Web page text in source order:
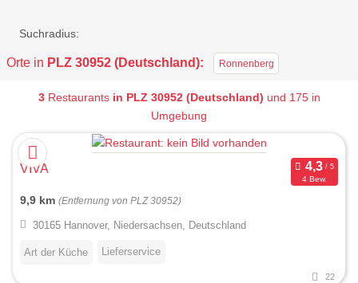
Suchradius:
Orte in PLZ 30952 (Deutschland): Ronnenberg
3Restaurants in PLZ 30952 (Deutschland) und 175 in
Umgebung
VIVA
4 Bew.
9,9 km (Entfernung von PLZ 30952)
30165 Hannover, Niedersachsen, Deutschland
Art der Küche Lieferservice
22